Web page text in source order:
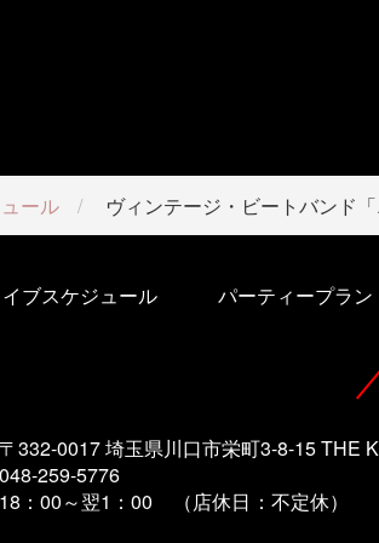
ール ヴィンテージ・ビートバンド「
ブスケジュール パーティープラン
〒332-0017 埼玉県川口市栄町3-8-15 THE
048-259-5776
18：00～翌1 ：00 （店休日：不定休）